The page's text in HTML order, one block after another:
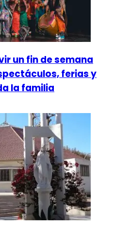
un fin de semana
ferias y
la familia